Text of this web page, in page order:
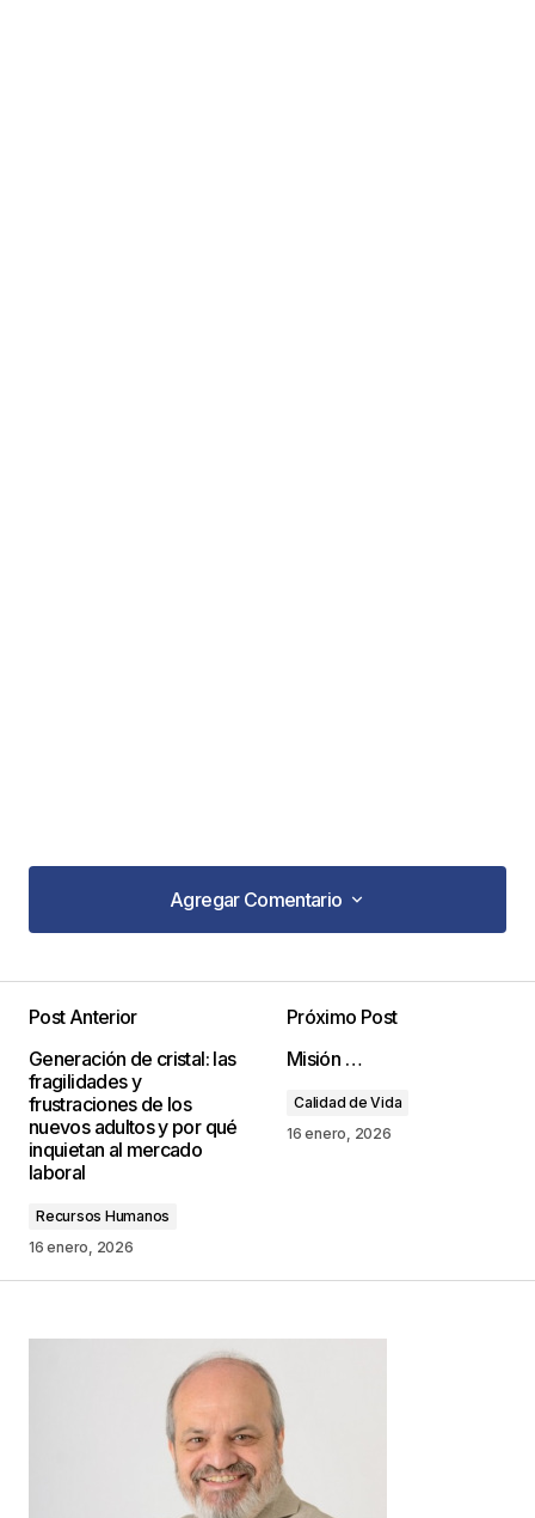
Agregar Comentario
Agregar Comentario
publicada. Los campos obligatorios están
marcados con
Comentario*
Guarda mi nombre, correo electrónico y web en
este navegador para la próxima vez que
Post Anterior
Generación de cristal: las
fragilidades y
frustraciones de los
nuevos adultos y por qué
inquietan al mercado
laboral
Recursos Humanos
16 enero, 2026
Próximo Post
Misión …
Calidad de Vida
16 enero, 2026